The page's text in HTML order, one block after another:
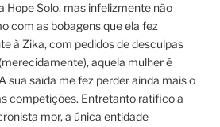
Hope Solo, mas infelizmente não
com as bobagens que ela fez
à Zika, com pedidos de desculpas
aquela mulher é
sua saída me fez perder ainda mais o
competições. Entretanto ratifico a
mor, a única entidade